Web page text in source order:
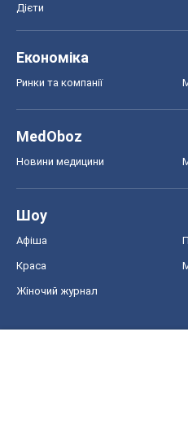
Дієти
Економіка
Ринки та компанії
MedOboz
Новини медицини
Шоу
Афіша
Краса
Жіночий журнал